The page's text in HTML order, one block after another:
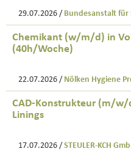
29.07.2026 / Bundesanstalt
Chemikant (w/m/d) in
(40h/Woche)
22.07.2026 / Nölken Hygiene
CAD-Konstrukteur (m/w/
Linings
17.07.2026 / STEULER-KCH